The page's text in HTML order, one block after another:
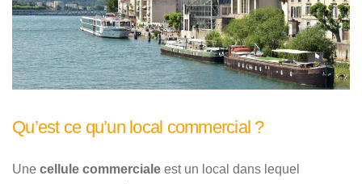
Qu’est ce qu’un local commercial ?
Une cellule commerciale est un local dans lequel